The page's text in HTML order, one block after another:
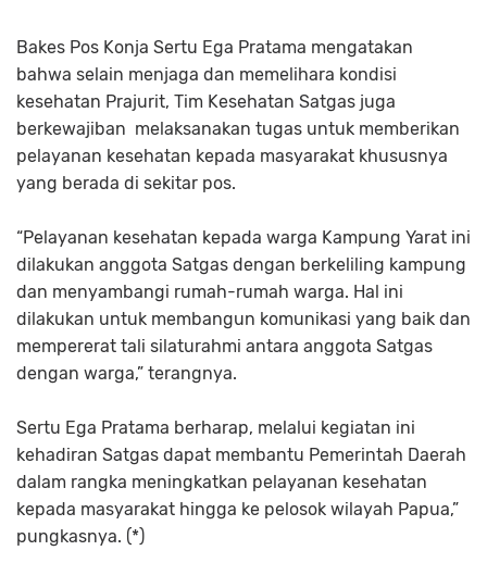
Bakes Pos Konja Sertu Ega Pratama mengatakan
bahwa selain menjaga dan memelihara kondisi
kesehatan Prajurit, Tim Kesehatan Satgas juga
berkewajiban melaksanakan tugas untuk memberikan
pelayanan kesehatan kepada masyarakat khususnya
yang berada di sekitar pos.
“Pelayanan kesehatan kepada warga Kampung Yarat ini
dilakukan anggota Satgas dengan berkeliling kampung
dan menyambangi rumah-rumah warga. Hal ini
dilakukan untuk membangun komunikasi yang baik dan
mempererat tali silaturahmi antara anggota Satgas
dengan warga,” terangnya.
Sertu Ega Pratama berharap, melalui kegiatan ini
kehadiran Satgas dapat membantu Pemerintah Daerah
dalam rangka meningkatkan pelayanan kesehatan
kepada masyarakat hingga ke pelosok wilayah Papua,”
pungkasnya. (*)